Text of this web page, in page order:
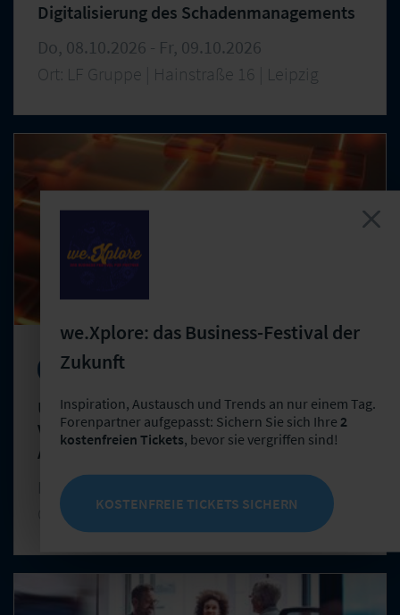
Digitalisierung des Schadenmanagements
Do, 08.10.2026 - Fr, 09.10.2026
Ort: LF Gruppe | Hainstraße 16 | Leipzig
Arbeitstreffen
User Group "Betriebsorganisationen von
Versicherungsunternehmen" – 47.
Arbeitstreffen
Di, 03.11.2026 - Mi, 04.11.2026
Ort: LF Gruppe | Hainstraße 16 | Leipzig
we.Xplore: das Business-Festival der
Zukunft
Inspiration, Austausch und Trends an nur einem Tag.
Forenpartner aufgepasst: Sichern Sie sich Ihre 2
kostenfreien Tickets, bevor sie vergriffen sind!
KOSTENFREIE TICKETS SICHERN